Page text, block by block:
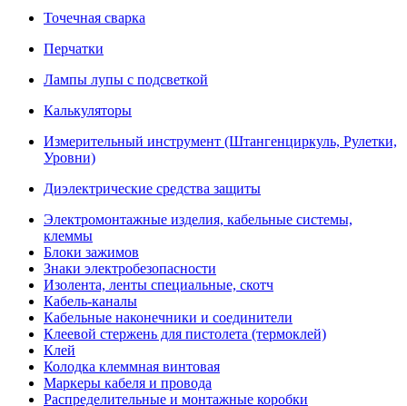
Точечная сварка
Перчатки
Лампы лупы с подсветкой
Калькуляторы
Измерительный инструмент (Штангенциркуль, Рулетки,
Уровни)
Диэлектрические средства защиты
Электромонтажные изделия, кабельные системы,
клеммы
Блоки зажимов
Знаки электробезопасности
Изолента, ленты специальные, скотч
Кабель-каналы
Кабельные наконечники и соединители
Клеевой стержень для пистолета (термоклей)
Клей
Колодка клеммная винтовая
Маркеры кабеля и провода
Распределительные и монтажные коробки